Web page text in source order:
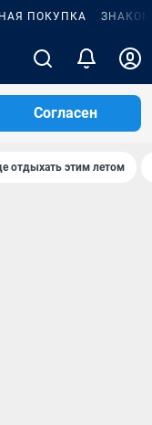
ПОКУПКА
Согласен
отдыхать этим летом